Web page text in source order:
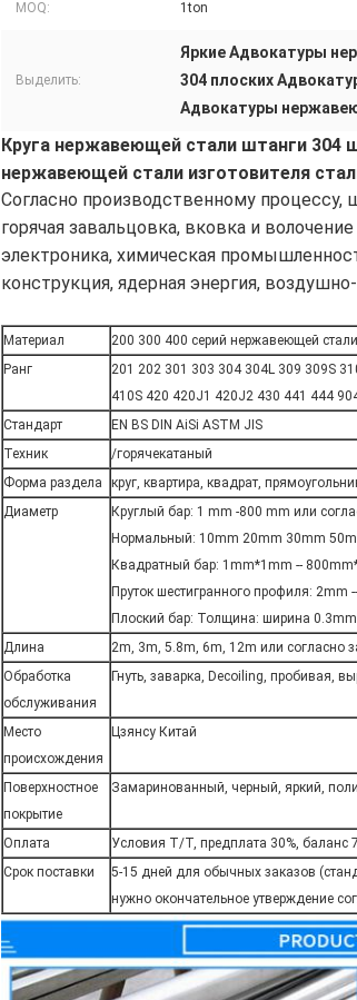
MOQ: 1ton
Выделить:
Яркие Адвокатуры
304 плоских
Адвокатуры
Круга нержавеющей стали штанги 304
нержавеющей стали изготовителя
Согласно производственному
горячая завальцовка, вковка и
электроника, химическая
конструкция, ядерная энергия,
Материал
200 300 400 серий нержавеющей стали
Ранг
201 202 301 303 304 304L 309 309S
410S 420 420J1 420J2 430 441 444
Стандарт
EN BS DIN AiSi ASTM JIS
Техник
/горячекатаный
Форма раздела
круг, квартира, квадрат,
Диаметр
Круглый бар: 1 mm -800 mm или
Нормальный: 10mm 20mm 30mm
Квадратный бар: 1mm*1mm --
Пруток шестигранного профиля: 2mm
Плоский бар: Толщина: ширина
Длина
2m, 3m, 5.8m, 6m, 12m или согласно
Обработка
обслуживания
Гнуть, заварка, Decoiling, пробивая,
Место
происхождения
Цзянсу Китай
Поверхностное
покрытие
Замаринованный, черный, яркий,
Оплата
Условия T/T, предплата 30%, баланс
Срок поставки
5-15 дней для обычных заказов
нужно окончательное утверждение